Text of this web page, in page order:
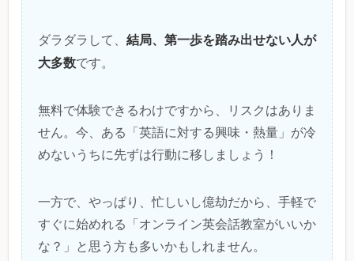
ダラダラして、 結局、第一歩を踏み出せない人が
大多数です。
無料で体験できるわけですから、リスクはありま
せん。今、ある「英語に対する興味・熱量」が冷
めないうちに先ずは行動に移しましょう！
一方で、やっぱり、忙しいし億劫だから、手軽で
すぐに始めれる「オンライン英会話教室がいいか
な？」と思う方も多いかもしれません。